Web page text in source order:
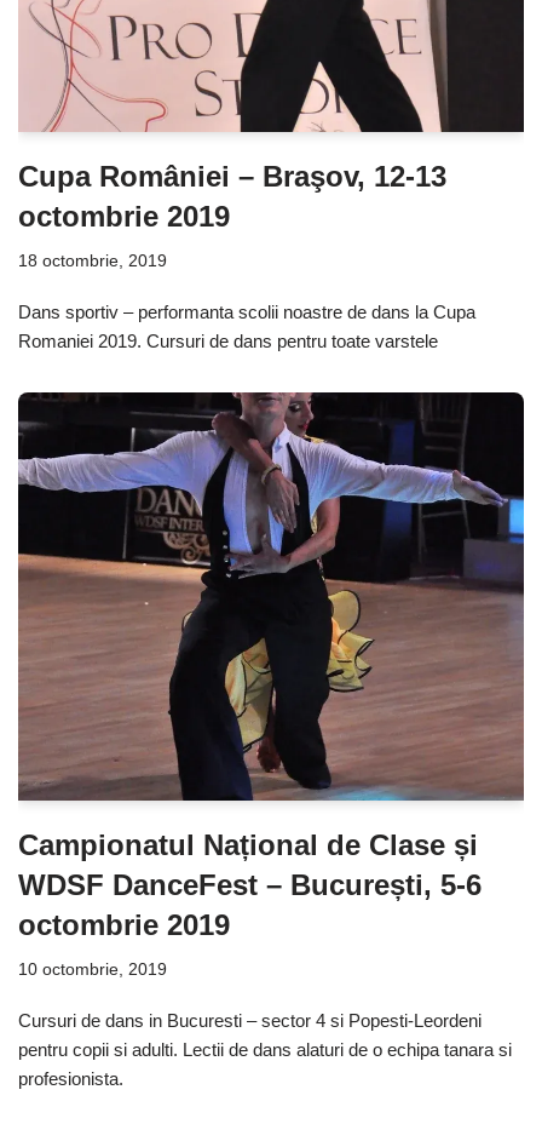
Cupa României – Braşov, 12-13
octombrie 2019
18 octombrie, 2019
Dans sportiv – performanta scolii noastre de dans la Cupa
Romaniei 2019. Cursuri de dans pentru toate varstele
Campionatul Național de Clase și
WDSF DanceFest – București, 5-6
octombrie 2019
10 octombrie, 2019
Cursuri de dans in Bucuresti – sector 4 si Popesti-Leordeni
pentru copii si adulti. Lectii de dans alaturi de o echipa tanara si
profesionista.